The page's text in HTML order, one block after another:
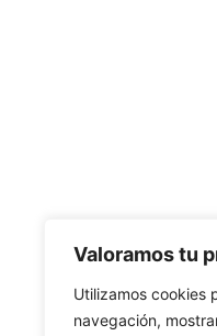
Valoramos tu
Utilizamos cookies
navegación,